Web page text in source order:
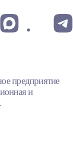
предприятие
и